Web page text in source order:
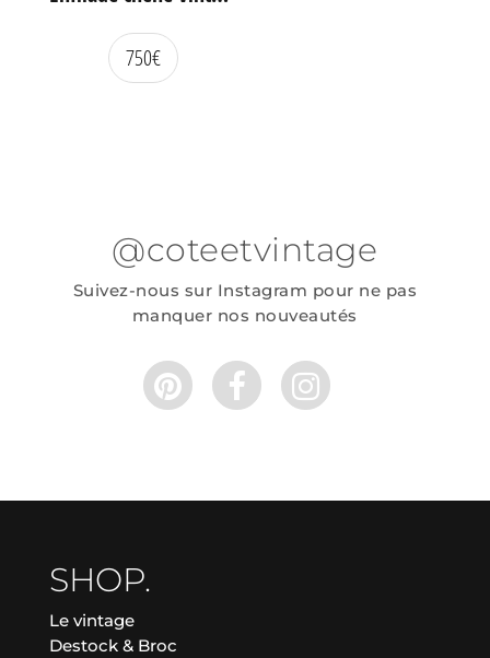
750€
@coteetvintage
Suivez-nous sur Instagram pour ne pas
manquer nos nouveautés
SHOP.
Le vintage
Destock & Broc